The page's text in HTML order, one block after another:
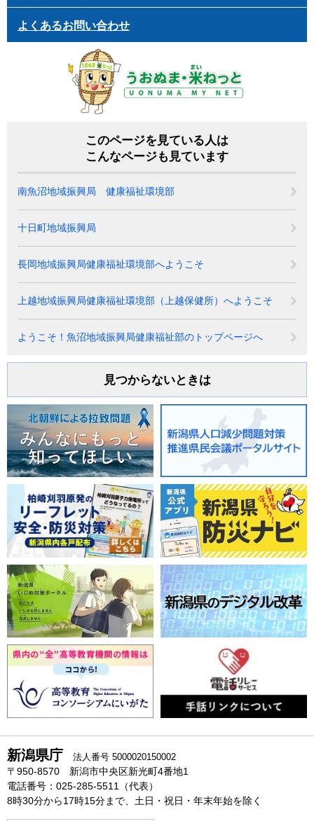
よくあるお問い合わせ
このページを見ている人は
こんなページも見ています
南魚沼地域振興局 健康福祉環境部
十日町地域振興局
長岡地域振興局健康福祉環境部へようこそ
上越地域振興局健康福祉環境部（上越保健所）へようこそ
ようこそ！魚沼地域振興局健康福祉部のトップページへ
見つからないときは
新潟県庁 法人番号 5000020150002
〒950-8570 新潟市中央区新光町4番地1
電話番号：025-285-5511（代表）
8時30分から17時15分まで、土日・祝日・年末年始を除く